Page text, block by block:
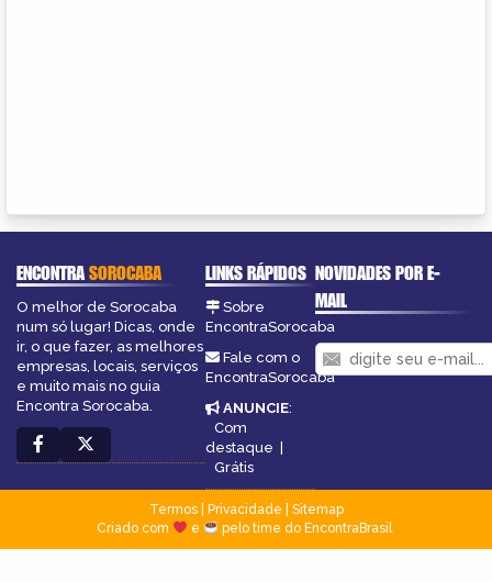
ENCONTRASOROCABA
O melhor de Sorocaba
num só lugar! Dicas, onde
ir, o que fazer, as melhores
empresas, locais, serviços
e muito mais no guia
Encontra Sorocaba.
LINKS RÁPIDOS
Sobre
EncontraSorocaba
Fale com o
EncontraSorocaba
ANUNCIE:
Com
destaque |
Grátis
NOVIDADES POR E-
MAIL
Termos| Privacidade
Sitemap
Criado com
e pelo time do EncontraBrasil